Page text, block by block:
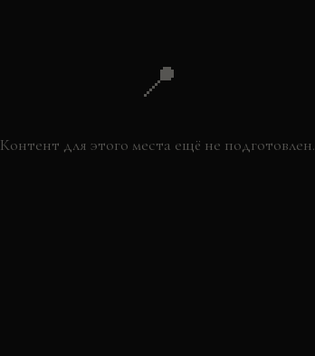
📍
Контент для этого места ещё не подготовлен.